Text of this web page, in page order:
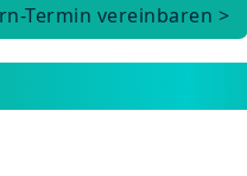
Termin vereinbaren >
Termin vereinbaren >